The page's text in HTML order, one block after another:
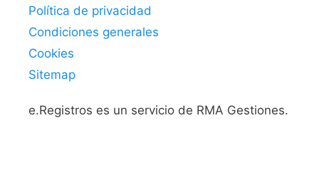
Política de privacidad
Condiciones generales
Cookies
Sitemap
e.Registros es un servicio de RMA Gestiones.